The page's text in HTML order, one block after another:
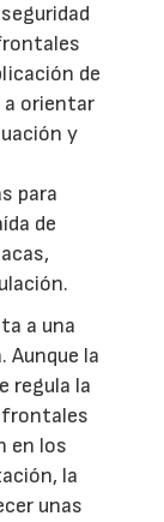
de
a orientar
y
para
de
a una
la
regula la
frontales
en los
la
unas